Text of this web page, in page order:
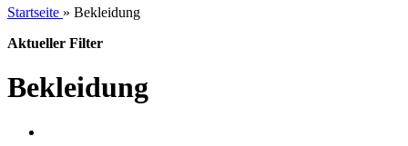
Startseite » Bekleidung
Aktueller Filter
Bekleidung